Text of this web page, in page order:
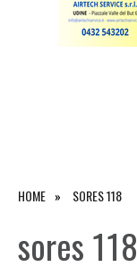
HOME SORES 118
sores 118